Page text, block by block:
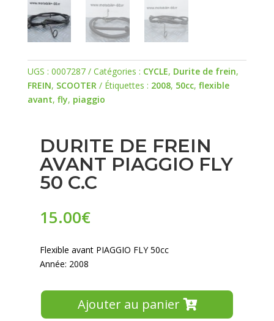
UGS : 0007287 Catégories : CYCLE, Durite de frein,
FREIN, SCOOTER Étiquettes : 2008, 50cc, flexible
avant, fly, piaggio
DURITE DE FREIN
AVANT PIAGGIO FLY
50 C.C
15.00€
Flexible avant PIAGGIO FLY 50cc
Année: 2008
Ajouter au panier